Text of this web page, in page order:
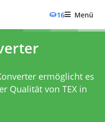
16 Menü
ermöglicht es
Qualität von TEX in